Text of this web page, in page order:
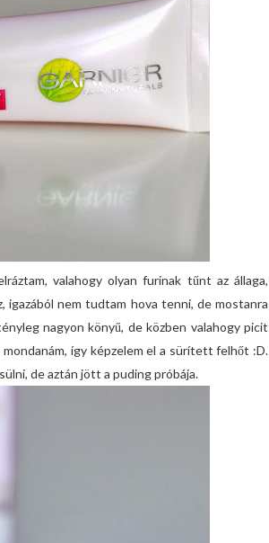
valahogy olyan furinak tűnt az állaga,
nem tudtam hova tenni, de mostanra
nagyon könyű, de közben valahogy picit
így képzelem el a sürített felhőt :D.
de aztán jött a puding próbája.